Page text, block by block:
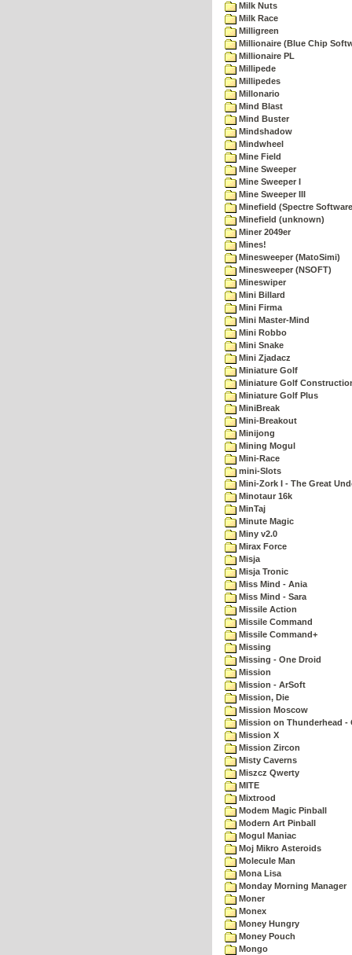
Milk Nuts
Milk Race
Milligreen
Millionaire (Blue Chip
Millionaire PL
Millipede
Millipedes
Millonario
Mind Blast
Mind Buster
Mindshadow
Mindwheel
Mine Field
Mine Sweeper
Mine Sweeper I
Mine Sweeper III
Minefield (Spectre
Minefield (unknown)
Miner 2049er
Mines!
Minesweeper (MatoSimi)
Minesweeper (NSOFT)
Mineswiper
Mini Billard
Mini Firma
Mini Master-Mind
Mini Robbo
Mini Snake
Mini Zjadacz
Miniature Golf
Miniature Golf
Miniature Golf Plus
MiniBreak
Mini-Breakout
Minijong
Mining Mogul
Mini-Race
mini-Slots
Mini-Zork I - The Great
Minotaur 16k
MinTaj
Minute Magic
Miny v2.0
Mirax Force
Misja
Misja Tronic
Miss Mind - Ania
Miss Mind - Sara
Missile Action
Missile Command
Missile Command+
Missing
Missing - One Droid
Mission
Mission - ArSoft
Mission, Die
Mission Moscow
Mission on Thunderhead -
Mission X
Mission Zircon
Misty Caverns
Miszcz Qwerty
MITE
Mixtrood
Modem Magic Pinball
Modern Art Pinball
Mogul Maniac
Moj Mikro Asteroids
Molecule Man
Mona Lisa
Monday Morning Manager
Moner
Monex
Money Hungry
Money Pouch
Mongo